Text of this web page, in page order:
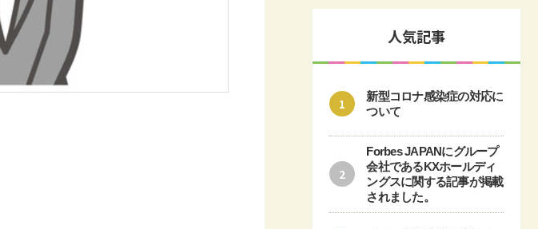
人気記事
1
新型コロナ感染症の対応に
ついて
2
Forbes JAPANにグループ
会社であるKXホールディ
ングスに関する記事が掲載
されました。